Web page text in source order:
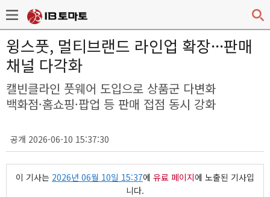
윙스풋, 멀티브랜드 라인업 확장···판매
채널 다각화
캘빈클라인 풋웨어 도입으로 상품군 다변화
백화점·홈쇼핑·팝업 등 판매 접점 동시 강화
공개 2026-06-10 15:37:30
이 기사는 2026년 06월 10일 15:37에 유료 페이지에 노출된 기사입
니다.